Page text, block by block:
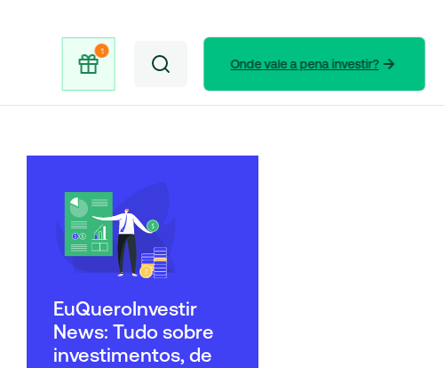
Onde vale a pena investir?
EuQueroInvestir
News: Tudo sobre
investimentos, de